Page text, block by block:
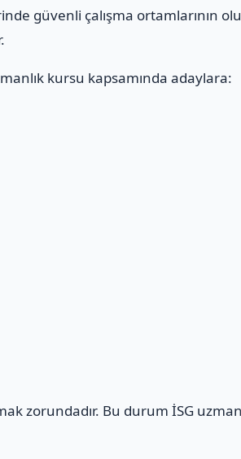
güvenli çalışma ortamlarının
kursu kapsamında adaylara:
zorundadır. Bu durum İSG